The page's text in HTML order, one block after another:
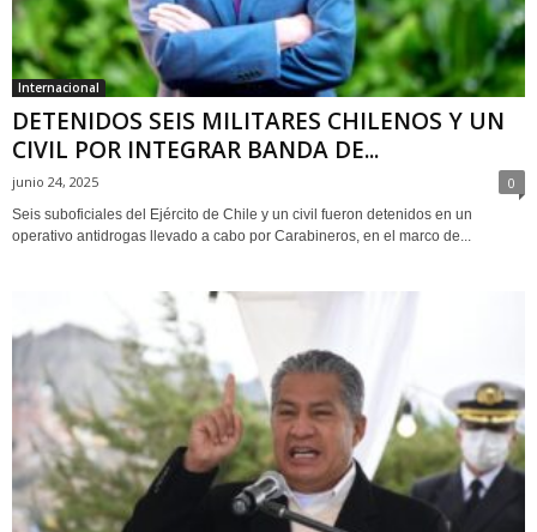
Internacional
DETENIDOS SEIS MILITARES CHILENOS Y UN
CIVIL POR INTEGRAR BANDA DE...
junio 24, 2025 0
Seis suboficiales del Ejército de Chile y un civil fueron detenidos en un
operativo antidrogas llevado a cabo por Carabineros, en el marco de...